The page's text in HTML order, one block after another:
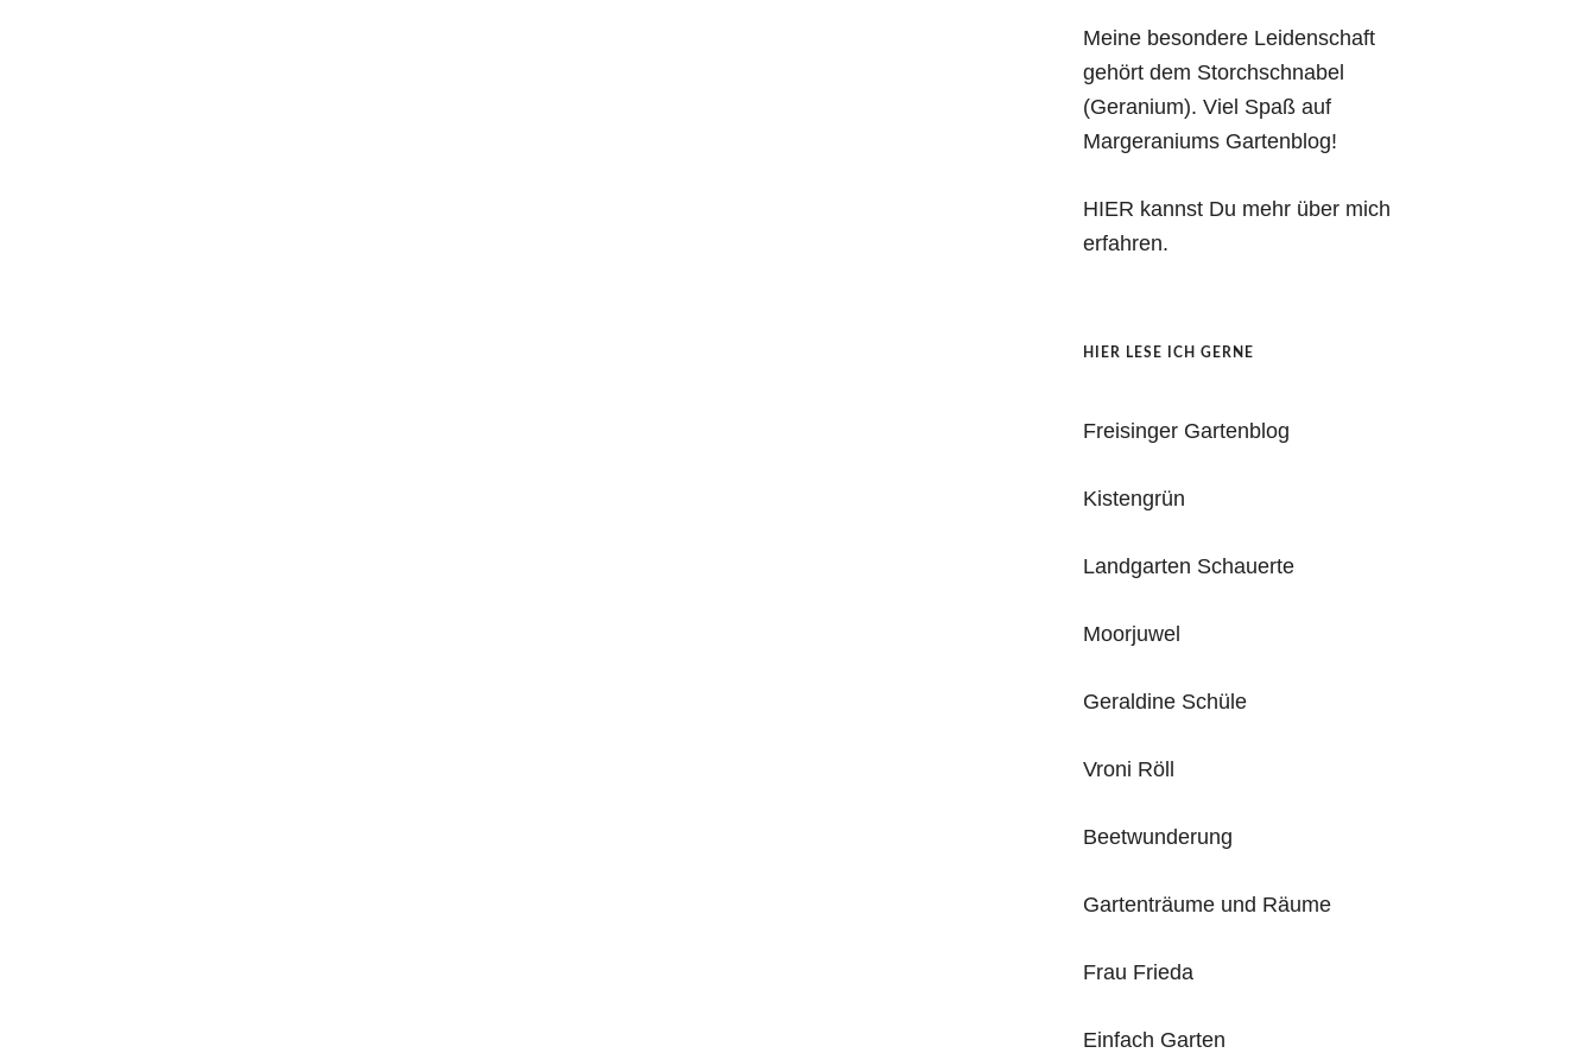
Meine besondere Leidenschaft
gehört dem Storchschnabel
(Geranium). Viel Spaß auf
Margeraniums Gartenblog!
HIER kannst Du mehr über mich
erfahren.
HIER LESE ICH GERNE
Freisinger Gartenblog
Kistengrün
Landgarten Schauerte
Moorjuwel
Geraldine Schüle
Vroni Röll
Beetwunderung
Gartenträume und Räume
Frau Frieda
Einfach Garten